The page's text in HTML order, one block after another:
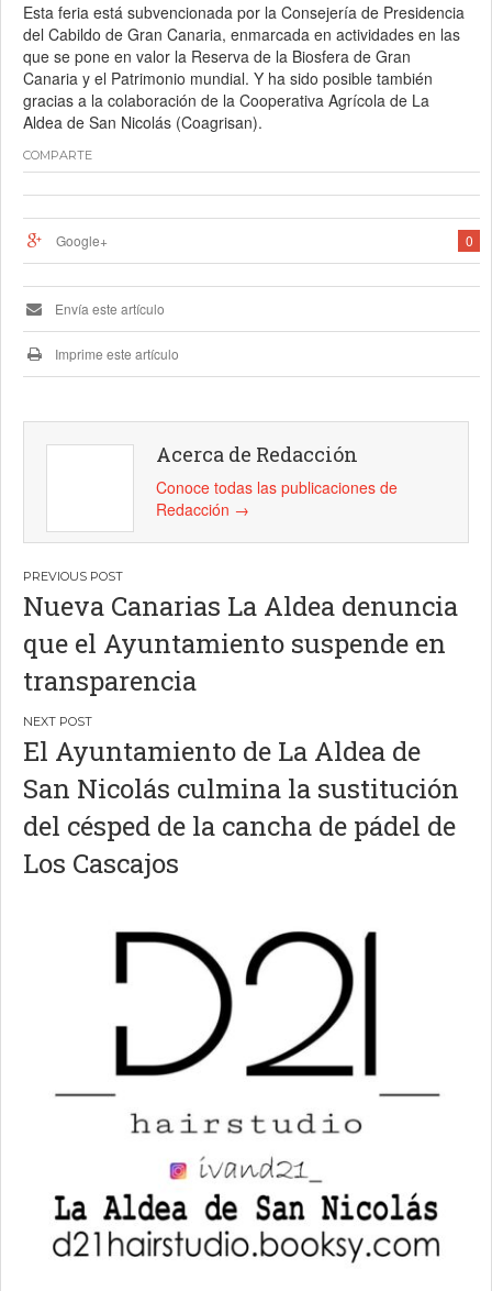
Esta feria está subvencionada por la Consejería de Presidencia
del Cabildo de Gran Canaria, enmarcada en actividades en las
que se pone en valor la Reserva de la Biosfera de Gran
Canaria y el Patrimonio mundial. Y ha sido posible también
gracias a la colaboración de la Cooperativa Agrícola de La
Aldea de San Nicolás (Coagrisan).
COMPARTE
0
Google+
Envía este artículo
Imprime este artículo
Acerca de Redacción
Conoce todas las publicaciones de
Redacción →
Navegación
de
entradas
Nueva Canarias La Aldea denuncia
que el Ayuntamiento suspende en
transparencia
El Ayuntamiento de La Aldea de
San Nicolás culmina la sustitución
del césped de la cancha de pádel de
Los Cascajos